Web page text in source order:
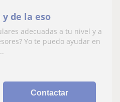
de la eso
adecuadas a tu nivel y a
Yo te puedo ayudar en
Contactar